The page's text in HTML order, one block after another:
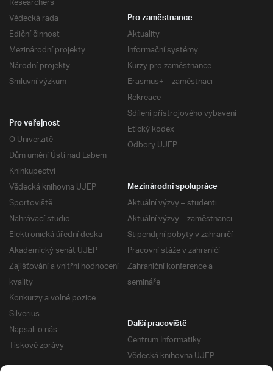
Vědecká rada
Ediční činnost
Mezinárodní projekty
Národní projekty
Smluvní výzkum
Pro zaměstnance
Aktuality
Informační systémy
Kurzy pro zaměstnance
Erasmus+ – zaměstnaci
Rekreace
Sdílení přístrojového vybavení
Etický kodex
Odbory UJEP
Pro veřejnost
O Univerzitě
Dům umění Ústí nad Labem
Knihkupectví
Vědecká knihovna UJEP
Sportoviště
Nahrávací studio
Elektronická úřední deska –
Akademický senát UJEP
Zajišťování a vnitřní hodnocení
kvality
Konkurzy a volné pozice
Silverius
Napsali o nás
Tiskové zprávy
Mezinárodní spolupráce
Aktuální výzvy – studenti
Aktuální výzvy – zaměstnanci
Stipendijní pobyty v zahraničí
Pracovní stáže v zahraničí
Zahraniční konference a
semináře
Další pracoviště
Centrum Informatiky
Vědecká knihovna UJEP